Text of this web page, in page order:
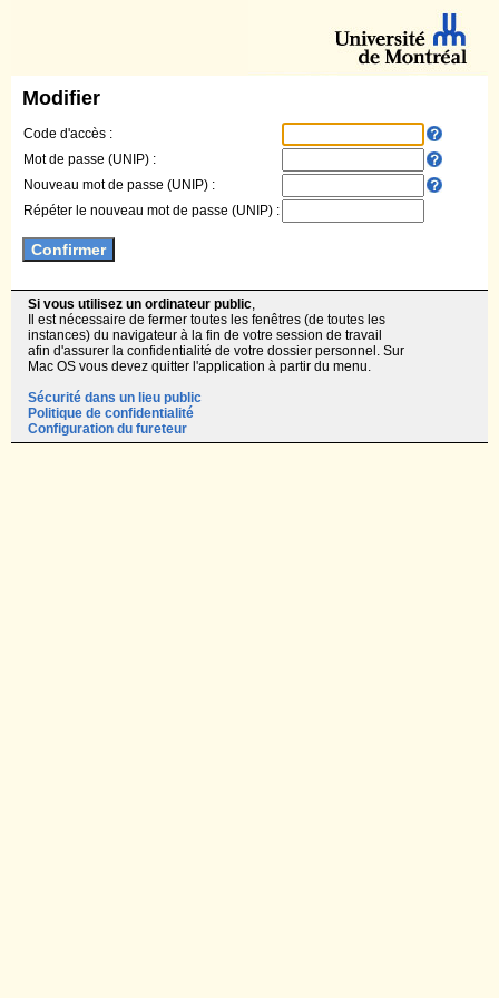
Modifier
Code d'accès :
Mot de passe (UNIP) :
Nouveau mot de passe (UNIP) :
Répéter le nouveau mot de passe (UNIP) :
Si vous utilisez un ordinateur public,
Il est nécessaire de fermer toutes les fenêtres (de toutes les
instances) du navigateur à la fin de votre session de travail
afin d'assurer la confidentialité de votre dossier personnel. Sur
Mac OS vous devez quitter l'application à partir du menu.
Sécurité dans un lieu public
Politique de confidentialité
Configuration du fureteur